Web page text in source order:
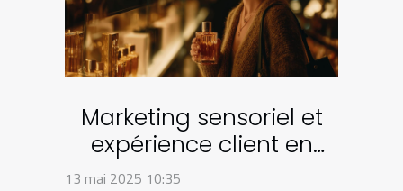
Marketing sensoriel et
expérience client en
boutique Comment
13 mai 2025 10:35